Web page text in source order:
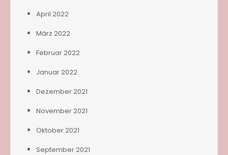
April 2022
März 2022
Februar 2022
Januar 2022
Dezember 2021
November 2021
Oktober 2021
September 2021